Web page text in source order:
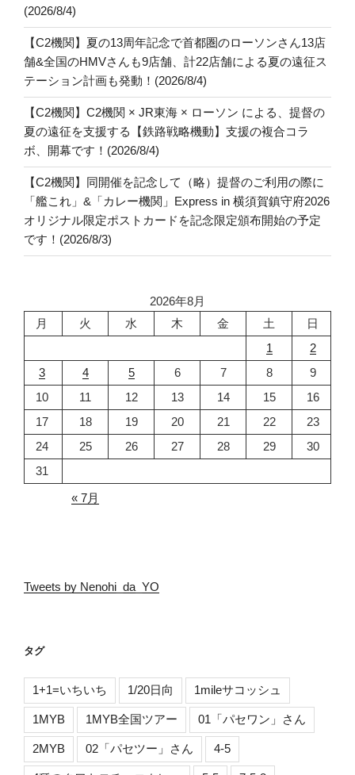
(2026/8/4)
【C2機関】夏の13周年記念で首都圏のローソンさん13店
舗&全国のHMVさんも9店舗、計22店舗による夏の遠征ス
テーション計画も発動！(2026/8/4)
【C2機関】C2機関 × JR東海 × ローソン による、提督の
夏の遠征を支援する【鉄路戦略機動】支援の複合コラ
ボ、開幕です！(2026/8/4)
【C2機関】同開催を記念して（略）提督のご利用の際に
「艦これ」&「カレー機関」Express in 横須賀鎮守府2026
オリジナル限定ポストカードを記念限定頒布開始の予定
です！(2026/8/3)
2026年8月
月
火 水 木 金 土
日
1
2
3
4 5 6 7 8
9
10
11 12 13 14 15
16
17
18 19 20 21 22
23
24
25 26 27 28 29
30
31
« 7月
Tweets by Nenohi_da_YO
タグ
1+1=いちいち 1/20日向 1mileサコッシュ
1MYB 1MYB全国ツアー 01「パセワン」さん
2MYB 02「パセツー」さん 4-5